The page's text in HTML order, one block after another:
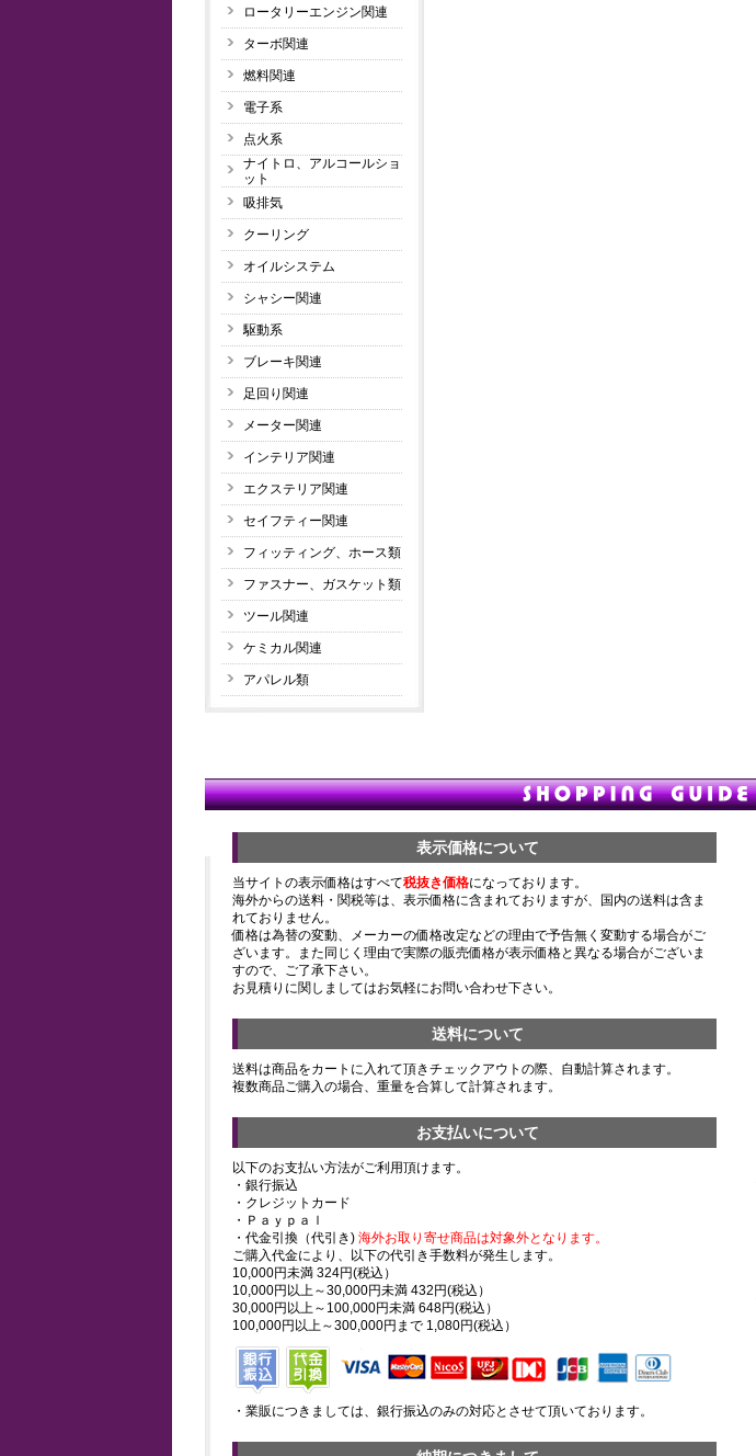
ロータリーエンジン関連
ターボ関連
燃料関連
電子系
点火系
ナイトロ、アルコールショ
ット
吸排気
クーリング
オイルシステム
シャシー関連
駆動系
ブレーキ関連
足回り関連
メーター関連
インテリア関連
エクステリア関連
セイフティー関連
フィッティング、ホース類
ファスナー、ガスケット類
ツール関連
ケミカル関連
アパレル類
表示価格について
当サイトの表示価格はすべて税抜き価格になっております。
海外からの送料・関税等は、表示価格に含まれておりますが、国内の送料は含ま
れておりません。
価格は為替の変動、メーカーの価格改定などの理由で予告無く変動する場合がご
ざいます。また同じく理由で実際の販売価格が表示価格と異なる場合がございま
すので、ご了承下さい。
お見積りに関しましてはお気軽にお問い合わせ下さい。
送料について
送料は商品をカートに入れて頂きチェックアウトの際、自動計算されます。
複数商品ご購入の場合、重量を合算して計算されます。
お支払いについて
以下のお支払い方法がご利用頂けます。
・銀行振込
・クレジットカード
・Ｐａｙｐａｌ
・代金引換（代引き) 海外お取り寄せ商品は対象外となります。
ご購入代金により、以下の代引き手数料が発生します。
10,000円未満 324円(税込）
10,000円以上～30,000円未満 432円(税込）
30,000円以上～100,000円未満 648円(税込）
100,000円以上～300,000円まで 1,080円(税込）
・業販につきましては、銀行振込のみの対応とさせて頂いております。